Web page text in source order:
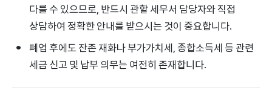
다를 수 있으므로, 반드시 관할 세무서 담당자와 직접
상담하여 정확한 안내를 받으시는 것이 중요합니다.
폐업 후에도 잔존 재화나 부가가치세, 종합소득세 등 관련
세금 신고 및 납부 의무는 여전히 존재합니다.